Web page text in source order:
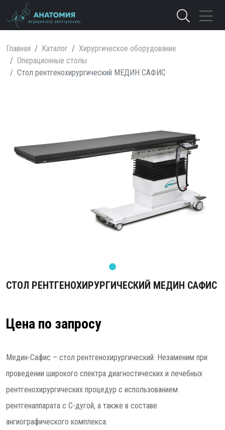
Главная Каталог
Хирургическое оборудование
Операционные столы
Стол рентгенохирургический МЕДИН САФИС
СТОЛ РЕНТГЕНОХИРУРГИЧЕСКИЙ МЕДИН САФИС
Цена по запросу
Медин-Сафис – стол рентгенохирургический. Незаменим при
проведении широкого спектра диагностических и лечебных
рентгенохирурги­ческих процедур с использованием
рентгенаппарата с С-дугой, а также в составе
ангиографического комплекса.